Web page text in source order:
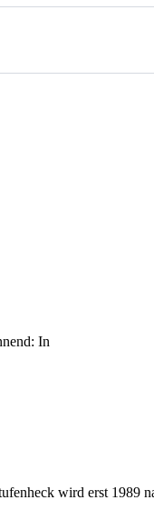
In
wird erst 1989